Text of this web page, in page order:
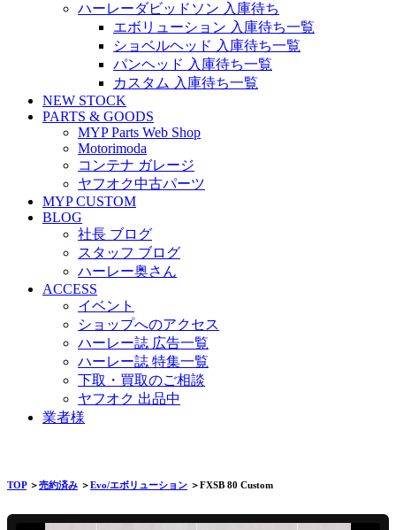
ハーレーダビッドソン 入庫待ち
エボリューション 入庫待ち一覧
ショベルヘッド 入庫待ち一覧
パンヘッド 入庫待ち一覧
カスタム 入庫待ち一覧
NEW STOCK
PARTS & GOODS
MYP Parts Web Shop
Motorimoda
コンテナ ガレージ
ヤフオク中古パーツ
MYP CUSTOM
BLOG
社長 ブログ
スタッフ ブログ
ハーレー奥さん
ACCESS
イベント
ショップへのアクセス
ハーレー誌 広告一覧
ハーレー誌 特集一覧
下取・買取のご相談
ヤフオク 出品中
業者様
TOP＞売約済み ＞Evo/エボリューション ＞FXSB 80 Custom